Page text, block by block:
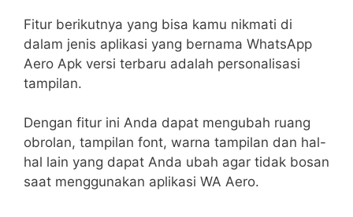
Fitur berikutnya yang bisa kamu nikmati di
dalam jenis aplikasi yang bernama WhatsApp
Aero Apk versi terbaru adalah personalisasi
tampilan.
Dengan fitur ini Anda dapat mengubah ruang
obrolan, tampilan font, warna tampilan dan hal-
hal lain yang dapat Anda ubah agar tidak bosan
saat menggunakan aplikasi WA Aero.